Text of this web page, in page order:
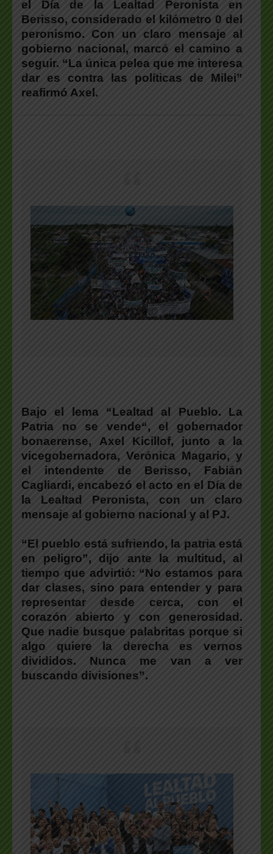
el Día de la Lealtad Peronista en
Berisso, considerado el kilómetro 0 del
peronismo. Con un claro mensaje al
gobierno nacional, marcó el camino a
seguir. “La única pelea que me interesa
dar es contra las políticas de Milei”
reafirmó Axel.
Bajo el lema “Lealtad al Pueblo. La
Patria no se vende“, el gobernador
bonaerense, Axel Kicillof, junto a la
vicegobernadora, Verónica Magario, y
el intendente de Berisso, Fabián
Cagliardi, encabezó el acto en el Día de
la Lealtad Peronista, con un claro
mensaje al gobierno nacional y al PJ.
“El pueblo está sufriendo, la patria está
en peligro”, dijo ante la multitud, al
tiempo que advirtió: “No estamos para
dar clases, sino para entender y para
representar desde cerca, con el
corazón abierto y con generosidad.
Que nadie busque palabritas porque si
algo quiere la derecha es vernos
divididos. Nunca me van a ver
buscando divisiones”.